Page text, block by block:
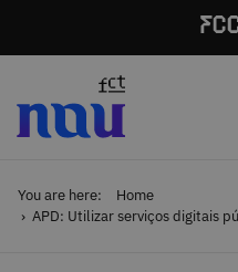
You are here:
Home
APD: Utilizar serviços digitais